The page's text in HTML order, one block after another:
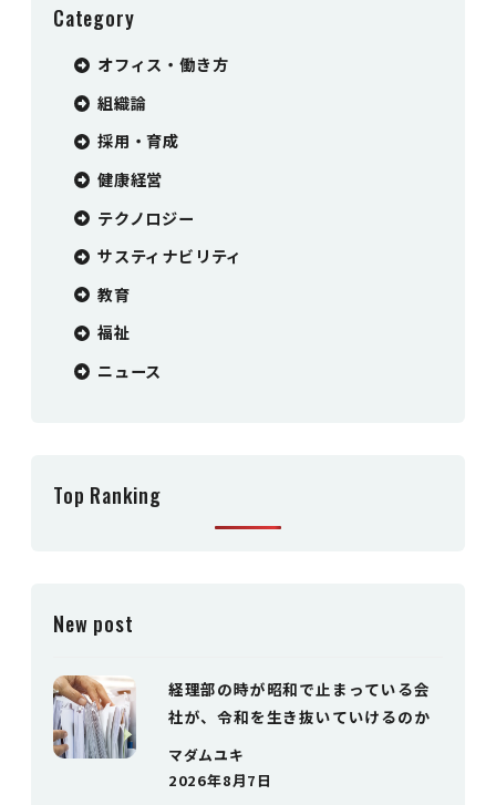
Category
オフィス・働き方
組織論
採用・育成
健康経営
テクノロジー
サスティナビリティ
教育
福祉
ニュース
Top Ranking
New post
経理部の時が昭和で止まっている会
社が、令和を生き抜いていけるのか
マダムユキ
2026年8月7日